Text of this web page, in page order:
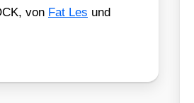
von Fat Les und